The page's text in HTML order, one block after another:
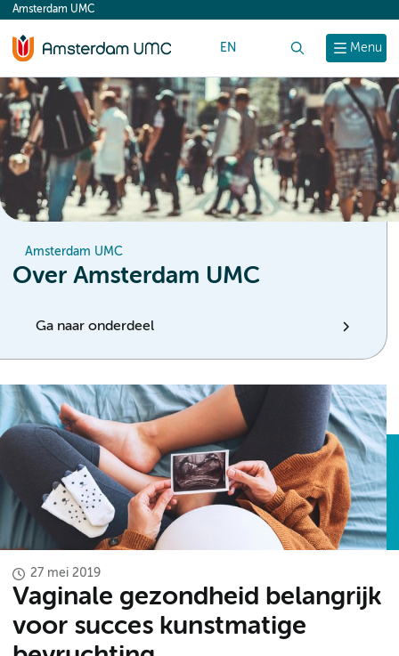
content
Menu
Amsterdam UMC
EN
Amsterdam UMC
Over Amsterdam UMC
Ga naar onderdeel
27 mei 2019
Vaginale gezondheid belangrijk
voor succes kunstmatige